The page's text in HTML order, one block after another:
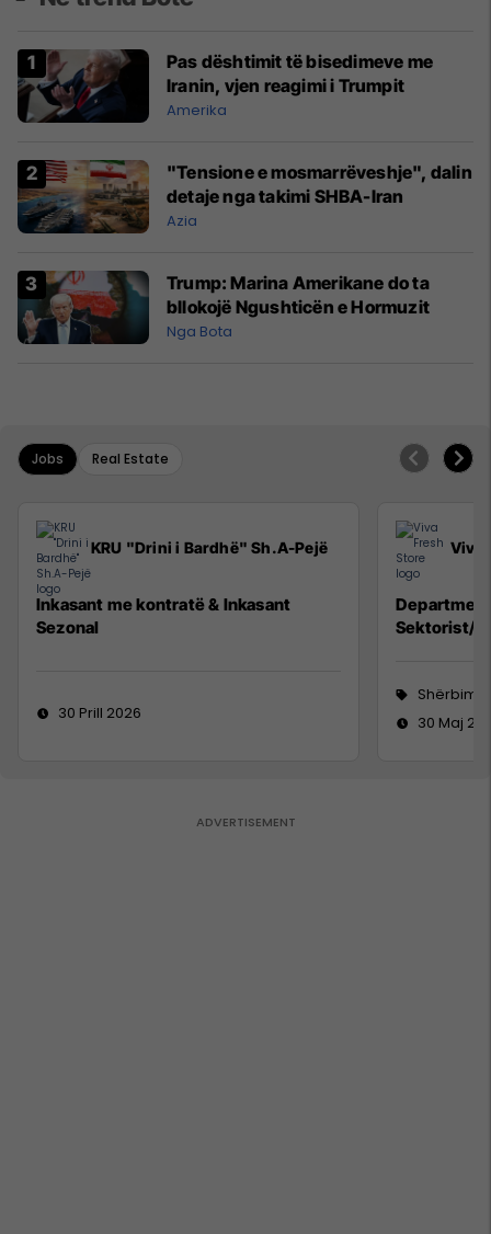
Pas dështimit të bisedimeve me
Iranin, vjen reagimi i Trumpit
Amerika
"Tensione e mosmarrëveshje", dalin
detaje nga takimi SHBA-Iran
Azia
Trump: Marina Amerikane do ta
bllokojë Ngushticën e Hormuzit
Nga Bota
Jobs Real Estate
KRU "Drini i Bardhë" Sh.A-Pejë
Inkasant me kontratë & Inkasant
Sezonal
30 Prill 2026
Viva
Sektorist/e
30 Maj